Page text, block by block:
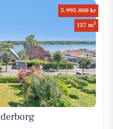
5.995.000 kr
157 m2